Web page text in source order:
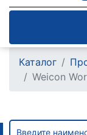
Каталог
Weicon